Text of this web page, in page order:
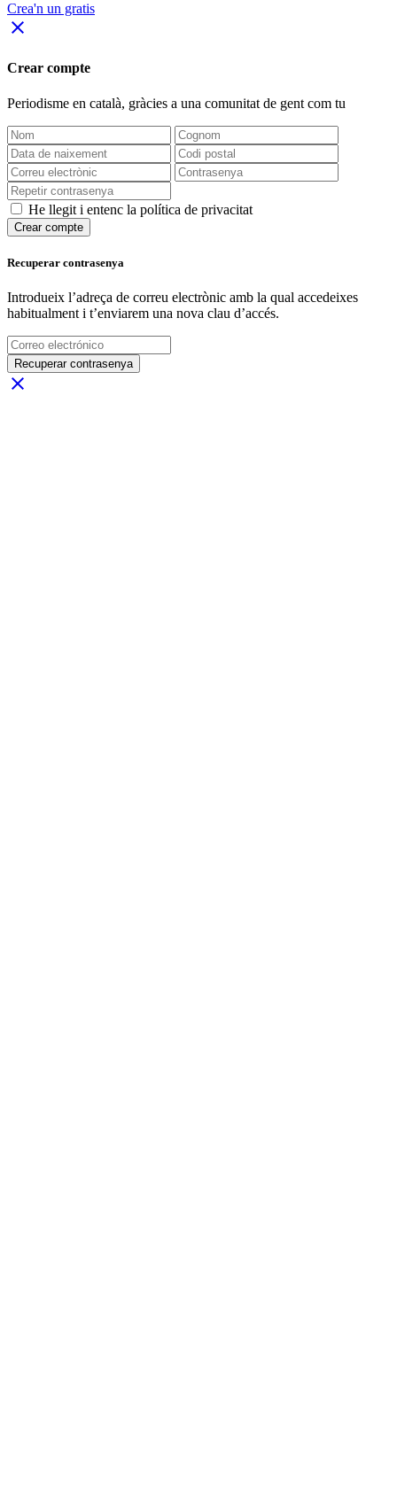
Crea'n un gratis
close
Crear compte
Periodisme en català, gràcies a una comunitat de gent com tu
He llegit i entenc la política de privacitat
Crear compte
Recuperar contrasenya
Introdueix l’adreça de correu electrònic amb la qual accedeixes
habitualment i t’enviarem una nova clau d’accés.
Recuperar contrasenya
close